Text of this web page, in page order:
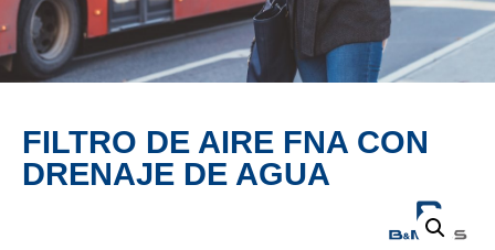
PRODUCTO
FILTRO DE AIRE FNA CON
DRENAJE DE AGUA